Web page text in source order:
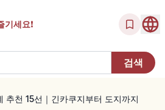
기세요!
추천 15선｜긴카쿠지부터 도지까지